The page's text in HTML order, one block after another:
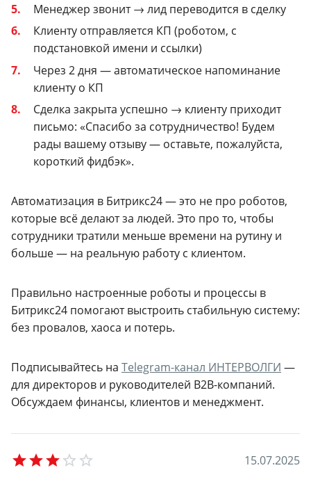
Менеджер звонит → лид переводится в сделку
Клиенту отправляется КП (роботом, с
подстановкой имени и ссылки)
Через 2 дня — автоматическое напоминание
клиенту о КП
Сделка закрыта успешно → клиенту приходит
письмо: «Спасибо за сотрудничество! Будем
рады вашему отзыву — оставьте, пожалуйста,
короткий фидбэк».
Автоматизация в Битрикс24 — это не про роботов,
которые всё делают за людей. Это про то, чтобы
сотрудники тратили меньше времени на рутину и
больше — на реальную работу с клиентом.
Правильно настроенные роботы и процессы в
Битрикс24 помогают выстроить стабильную систему:
без провалов, хаоса и потерь.
Подписывайтесь на Telegram-канал ИНТЕРВОЛГИ —
для директоров и руководителей B2B-компаний.
Обсуждаем финансы, клиентов и менеджмент.
15.07.2025